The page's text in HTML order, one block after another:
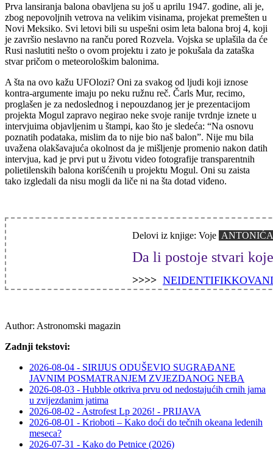
Prva lansiranja balona obavljena su još u aprilu 1947. godine, ali je,
zbog nepovoljnih vetrova na velikim visinama, projekat premešten u
Novi Meksiko. Svi letovi bili su uspešni osim leta balona broj 4, koji
je završio neslavno na ranču pored Rozvela. Vojska se uplašila da će
Rusi naslutiti nešto o ovom projektu i zato je pokušala da zataška
stvar pričom o meteorološkim balonima.
A šta na ovo kažu UFOlozi? Oni za svakog od ljudi koji iznose
kontra-argumente imaju po neku ružnu reč. Čarls Mur, recimo,
proglašen je za nedoslednog i nepouzdanog jer je prezentacijom
projekta Mogul zapravo negirao neke svoje ranije tvrdnje iznete u
intervjuima objavljenim u štampi, kao što je sledeća: “Na osnovu
poznatih podataka, mislim da to nije bio naš balon”. Nije mu bila
uvažena olakšavajuća okolnost da je mišljenje promenio nakon datih
intervjua, kad je prvi put u životu video fotografije transparentnih
polietilenskih balona korišćenih u projektu Mogul. Oni su zaista
tako izgledali da nisu mogli da liče ni na šta dotad viđeno.
Delovi iz knjige: Voje
Da li postoje stvari
>>>>
Author: Astronomski magazin
Zadnji tekstovi:
2026-08-04 - SIRIJUS ODUŠEVIO SUGRAĐANE
JAVNIM POSMATRANJEM ZVJEZDANOG NEBA
2026-08-03 - Hubble otkriva prvu od nedostajućih crnih jama
u zvijezdanim jatima
2026-08-02 - Astrofest Lp 2026! - PRIJAVA
2026-08-01 - Krioboti – Kako doći do tečnih okeana ledenih
meseca?
2026-07-31 - Kako do Petnice (2026)